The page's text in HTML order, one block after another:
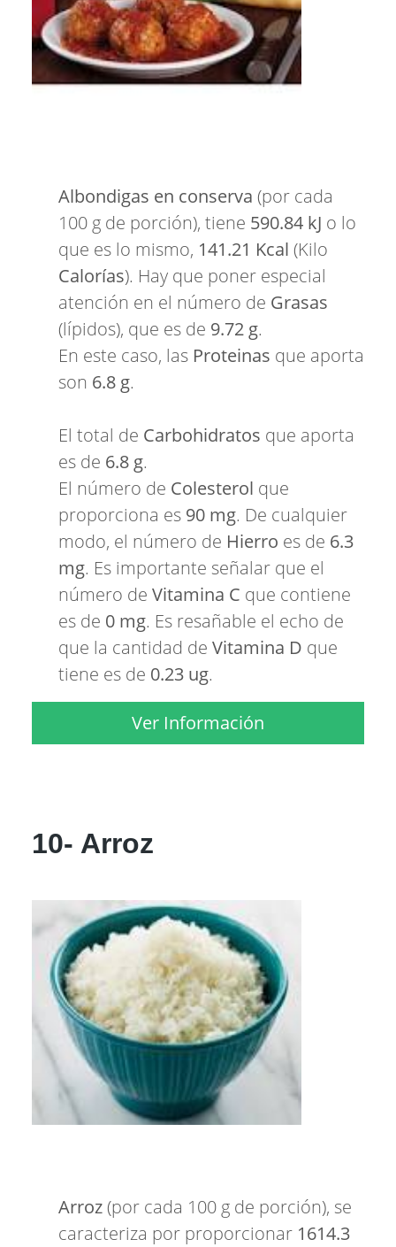
Albondigas en conserva (por cada
100 g de porción), tiene 590.84 kJ o lo
que es lo mismo, 141.21 Kcal (Kilo
Calorías). Hay que poner especial
atención en el número de Grasas
(lípidos), que es de 9.72 g.
En este caso, las Proteinas que aporta
son 6.8 g.
El total de Carbohidratos que aporta
es de 6.8 g.
El número de Colesterol que
proporciona es 90 mg. De cualquier
modo, el número de Hierro es de 6.3
mg. Es importante señalar que el
número de Vitamina C que contiene
es de 0 mg. Es resañable el echo de
que la cantidad de Vitamina D que
tiene es de 0.23 ug.
Ver Información
10- Arroz
Arroz(por cada 100 g de porción), se
caracteriza por proporcionar 1614.3